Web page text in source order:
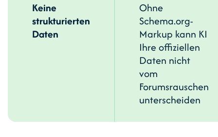
Keine
strukturierten
Daten
Ohne
Schema.org-
Markup kann KI
Ihre offiziellen
Daten nicht
vom
Forumsrauschen
unterscheiden